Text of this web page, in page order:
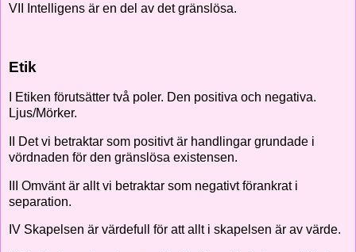
VII Intelligens är en del av det gränslösa.
Etik
I Etiken förutsätter två poler. Den positiva och negativa.
Ljus/Mörker.
II Det vi betraktar som positivt är handlingar grundade i
vördnaden för den gränslösa existensen.
III Omvänt är allt vi betraktar som negativt förankrat i
separation.
IV Skapelsen är värdefull för att allt i skapelsen är av värde.